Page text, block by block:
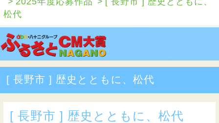
松代
[ 長野市 ] 歴史とともに、松代
[ 長野市 ] 歴史とともに、松代